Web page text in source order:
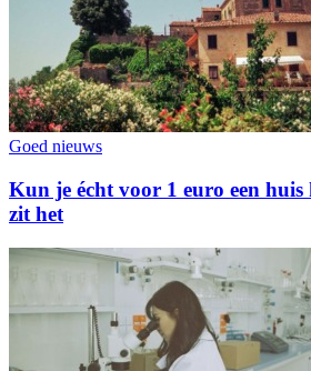
Goed nieuws
Kun je écht voor 1 euro een
zit het